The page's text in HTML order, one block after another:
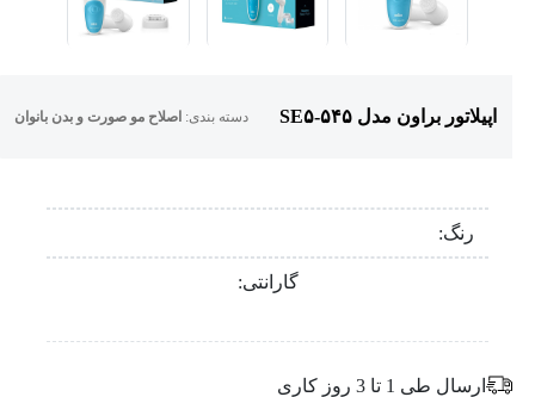
اپیلاتور براون مدل SE۵-۵۴۵ دسته بندی:اصلاح مو صورت و بدن بانوان
رنگ:
گارانتی:
ارسال طی 1 تا 3 روز کاری